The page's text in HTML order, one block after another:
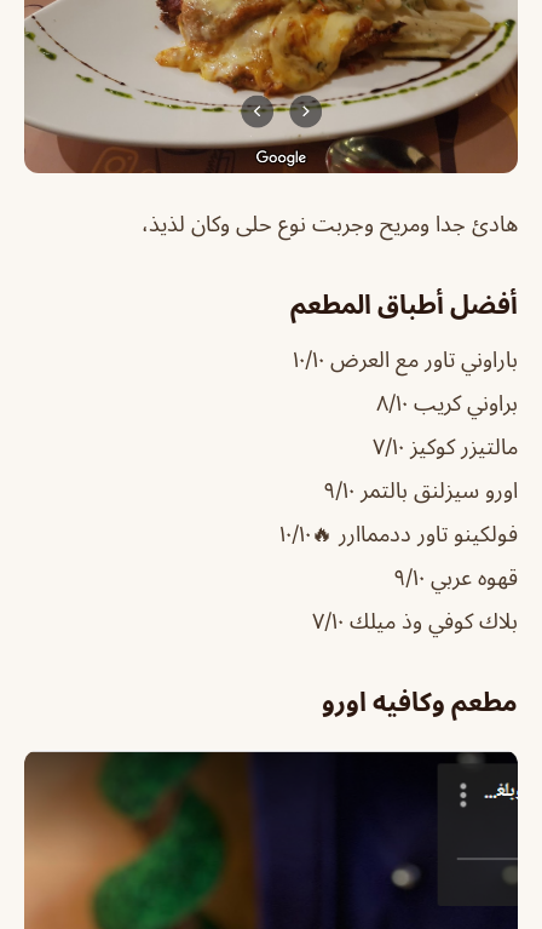
هادئ جدا ومريح وجربت نوع حلى وكان لذيذ،
أفضل أطباق المطعم
باراوني تاور مع العرض ١٠/١٠
براوني كريب ٨/١٠
مالتيزر كوكيز ٧/١٠
اورو سيزلنق بالتمر ٩/١٠
فولكينو تاور ددمماارر 🔥١٠/١٠
قهوه عربي ٩/١٠
بلاك كوفي وذ ميلك ٧/١٠
مطعم وكافيه اورو